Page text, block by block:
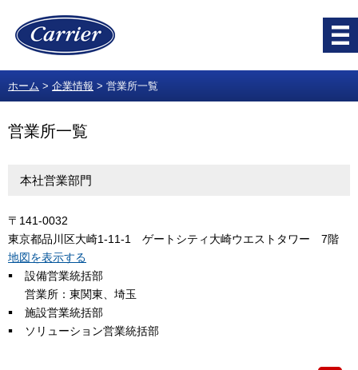
ホーム 企業情報 営業所一覧
営業所一覧
本社営業部門
〒141-0032
東京都品川区大崎1-11-1 ゲートシティ大崎ウエストタワー 7階
地図を表示する
設備営業統括部
営業所：東関東、埼玉
施設営業統括部
ソリューション営業統括部